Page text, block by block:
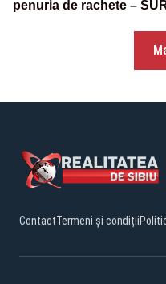
penuria de rachete –
ContactTermeni și condiții